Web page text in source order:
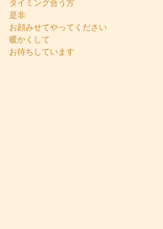
タイミング合う方
是非
お顔みせてやってください
暖かくして
お待ちしています